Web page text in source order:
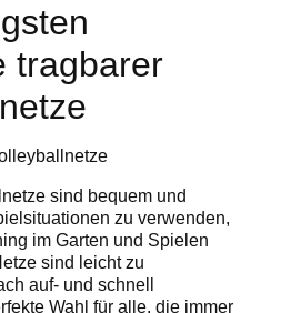
tragbarer
sind bequem und
zu verwenden,
im Garten und Spielen
sind leicht zu
auf- und schnell
Wahl für alle, die immer